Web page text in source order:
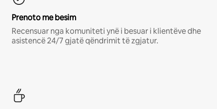
Prenoto me besim
Recensuar nga komuniteti ynë i besuar i klientëve dhe
asistencë 24/7 gjatë qëndrimit të zgjatur.